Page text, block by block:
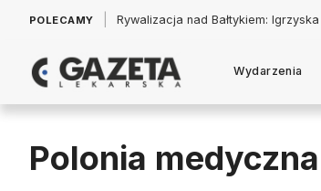
POLECAMY Łukasz Jankowski: Politycy w
Wydarzenia
Polonia